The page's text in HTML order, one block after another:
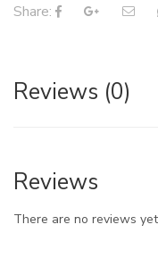
Share:
Reviews (0)
Reviews
There are no reviews